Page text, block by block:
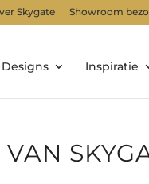
Skygate Showroom
Designs Inspiratie